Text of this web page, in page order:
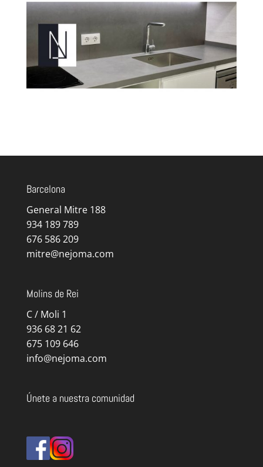
Barcelona
General Mitre 188
934 189 789
676 586 209
mitre@nejoma.com
Molins de Rei
C / Moli 1
936 68 21 62
675 109 646
info@nejoma.com
Únete a nuestra comunidad